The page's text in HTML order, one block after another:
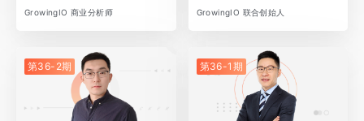
GrowingIO 商业分析师
GrowingIO 联合创始人
第36-2期 第36-1期